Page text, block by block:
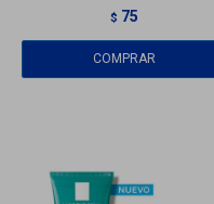
$ 75